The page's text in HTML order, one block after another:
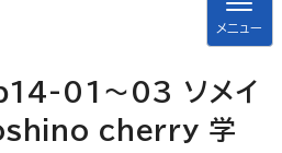
メニュー
01～03 ソメイ
cherry 学